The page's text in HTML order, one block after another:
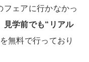
フェアに行かなかっ
見学前でも“リアル
を無料で行っており